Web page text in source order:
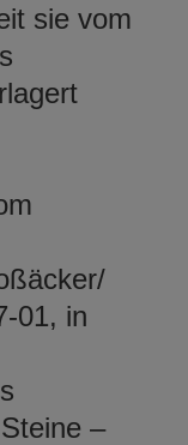
sie vom
01, in
–